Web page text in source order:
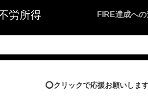
労所得 FIRE達成へ
⭕️クリックで応援お願いしま